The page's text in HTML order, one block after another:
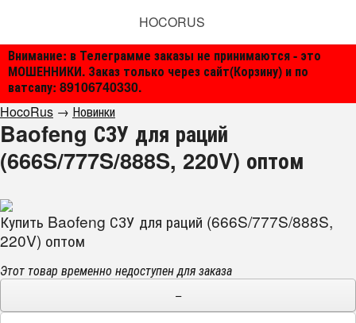
Внимание: в Телеграмме заказы не принимаются - это
МОШЕННИКИ. Заказ только через сайт(Корзину) и по
ватсапу: 89106740330.
HOCORUS
HocoRus → Новинки
Baofeng СЗУ для раций
(666S/777S/888S, 220V) оптом
Купить Baofeng СЗУ для раций (666S/777S/888S,
220V) оптом
Этот товар временно недоступен для заказа
−